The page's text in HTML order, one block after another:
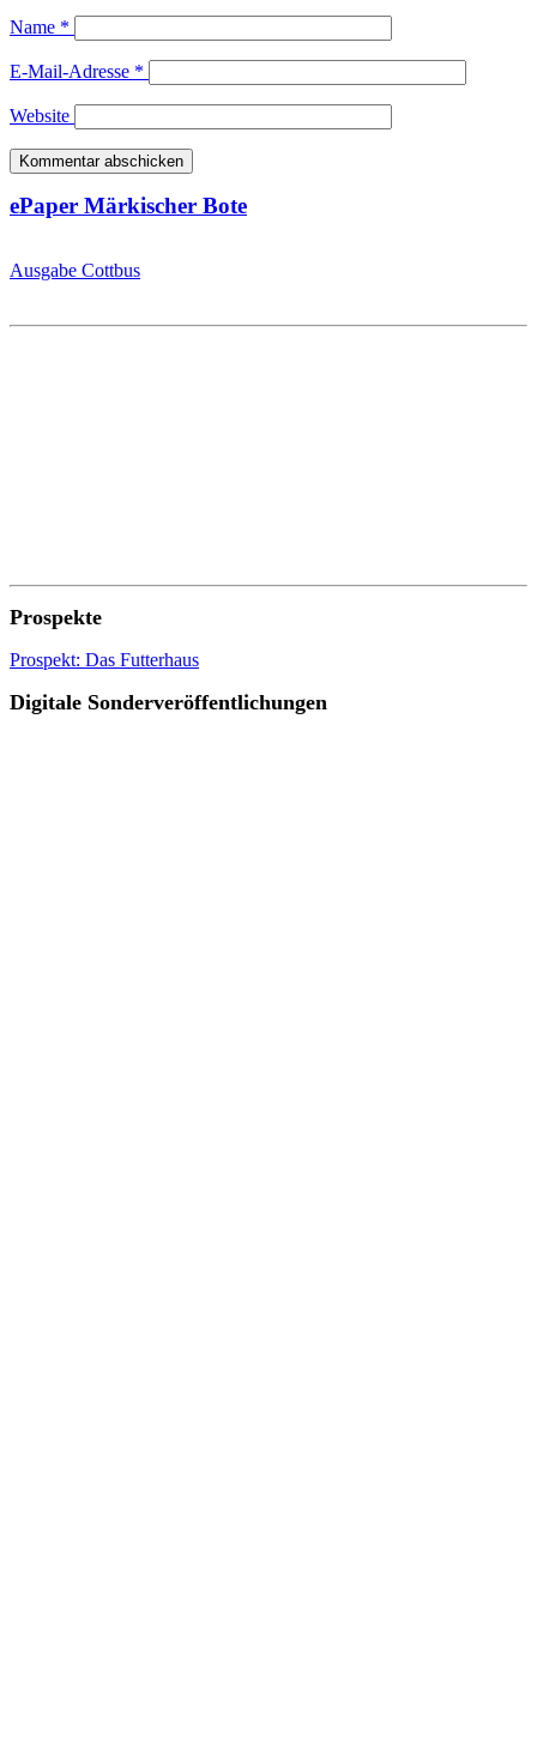
Name *
E-Mail-Adresse *
Website
ePaper Märkischer Bote
Ausgabe Cottbus
Prospekte
Prospekt: Das Futterhaus
Digitale Sonderveröffentlichungen